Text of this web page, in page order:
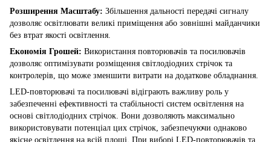
Розширення Масштабу: Збільшення дальності передачі сигналу
дозволяє освітлювати великі приміщення або зовнішні майданчики
без втрат якості освітлення.
Економія Грошей: Використання повторювачів та посилювачів
дозволяє оптимізувати розміщення світлодіодних стрічок та
контролерів, що може зменшити витрати на додаткове обладнання.
LED-повторювачі та посилювачі відіграють важливу роль у
забезпеченні ефективності та стабільності систем освітлення на
основі світлодіодних стрічок. Вони дозволяють максимально
використовувати потенціал цих стрічок, забезпечуючи однаково
якісне освітлення на всій площі. При виборі LED-повторювачів та